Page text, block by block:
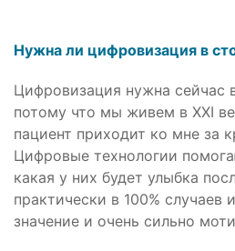
Нужна ли цифровизация в
Цифровизация нужна сейчас
потому что мы живем в XXI
пациент приходит ко мне за
Цифровые технологии
какая у них будет улыбка
практически в 100%
значение и очень сильно